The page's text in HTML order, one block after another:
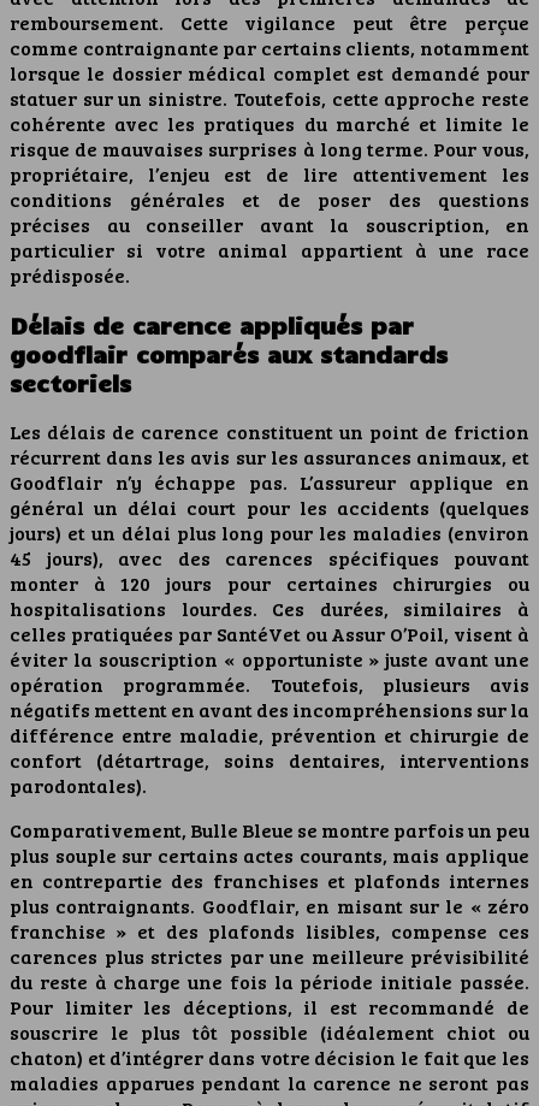
remboursement. Cette vigilance peut être perçue
comme contraignante par certains clients, notamment
lorsque le dossier médical complet est demandé pour
statuer sur un sinistre. Toutefois, cette approche reste
cohérente avec les pratiques du marché et limite le
risque de mauvaises surprises à long terme. Pour vous,
propriétaire, l’enjeu est de lire attentivement les
conditions générales et de poser des questions
précises au conseiller avant la souscription, en
particulier si votre animal appartient à une race
prédisposée.
Délais de carence appliqués par
goodflair comparés aux standards
sectoriels
Les délais de carence constituent un point de friction
récurrent dans les avis sur les assurances animaux, et
Goodflair n’y échappe pas. L’assureur applique en
général un délai court pour les accidents (quelques
jours) et un délai plus long pour les maladies (environ
45 jours), avec des carences spécifiques pouvant
monter à 120 jours pour certaines chirurgies ou
hospitalisations lourdes. Ces durées, similaires à
celles pratiquées par SantéVet ou Assur O’Poil, visent à
éviter la souscription « opportuniste » juste avant une
opération programmée. Toutefois, plusieurs avis
négatifs mettent en avant des incompréhensions sur la
différence entre maladie, prévention et chirurgie de
confort (détartrage, soins dentaires, interventions
parodontales).
Comparativement, Bulle Bleue se montre parfois un peu
plus souple sur certains actes courants, mais applique
en contrepartie des franchises et plafonds internes
plus contraignants. Goodflair, en misant sur le « zéro
franchise » et des plafonds lisibles, compense ces
carences plus strictes par une meilleure prévisibilité
du reste à charge une fois la période initiale passée.
Pour limiter les déceptions, il est recommandé de
souscrire le plus tôt possible (idéalement chiot ou
chaton) et d’intégrer dans votre décision le fait que les
maladies apparues pendant la carence ne seront pas